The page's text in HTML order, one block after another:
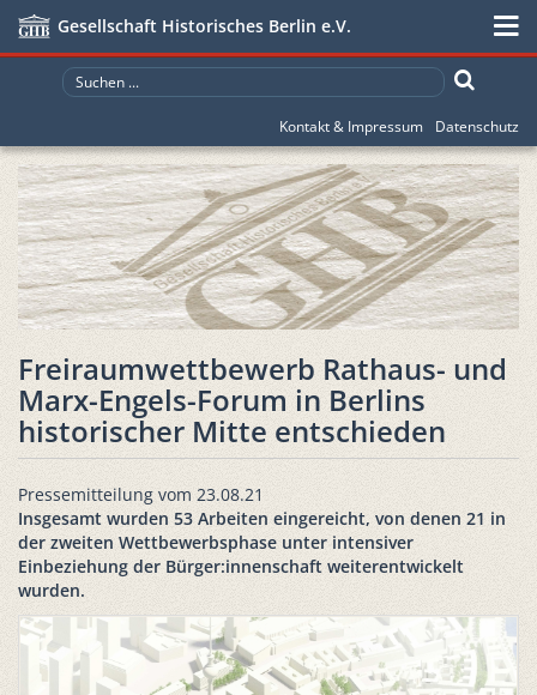
Gesellschaft Historisches Berlin e.V.
Kontakt & Impressum Datenschutz
Freiraumwettbewerb Rathaus- und
Marx-Engels-Forum in Berlins
historischer Mitte entschieden
Pressemitteilung vom 23.08.21
Insgesamt wurden 53 Arbeiten eingereicht, von denen 21 in
der zweiten Wettbewerbsphase unter intensiver
Einbeziehung der Bürger:innenschaft weiterentwickelt
wurden.